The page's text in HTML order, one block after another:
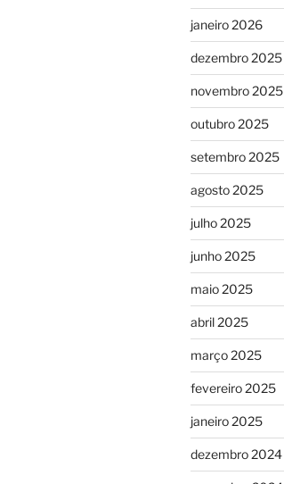
janeiro 2026
dezembro 2025
novembro 2025
outubro 2025
setembro 2025
agosto 2025
julho 2025
junho 2025
maio 2025
abril 2025
março 2025
fevereiro 2025
janeiro 2025
dezembro 2024